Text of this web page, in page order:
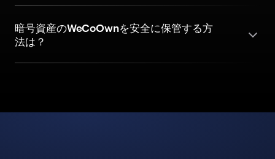
暗号資産のWeCoOwnを安全に保管する方
法は？